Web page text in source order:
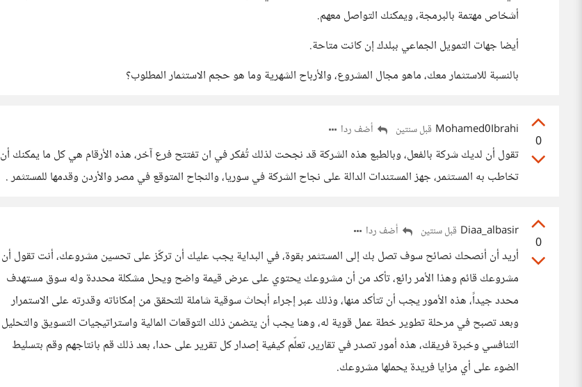
أشخاص مهتمة بالبرمجة، ويمكنك التواصل معهم.
أيضا جهات التمويل الجماعي ببلدك إن كانت متاحة.
بالنسبة للاستثمار معك، ماهو مجال المشروع، والأرباح الشهرية وما هو حجم الاستثمار المطلوب؟
0
Mohamed0Ibrahi قبل سنتين أضف ردا
تقول أن لديك شركة بالفعل، وبالطبع هذه الشركة قد نجحت لذلك تُفكر في ان تفتتح فرع آخر، هذه الأرقام هي كل ما يمكنك أن
تخاطب به المستثمر، جهز المستندات الدالة على نجاح الشركة في سوريا، والنجاح المتوقع في مصر والأردن وقدمها للمستثمر .
0
Diaa_albasir قبل سنتين أضف ردا
أريد أن أنصحك نصائح سوف تصل بك إلى المستثمر بقوة، في البداية يجب عليك أن تركّز على تحسين مشروعك، أنت تقول أن
مشروعك قائم وهذا الأمر رائع، تأكد من أن مشروعك يحتوي على عرض قيمة واضح ويحل مشكلة محددة وله سوق مستهدف
محدد جيداً، هذه الأمور يجب أن تتأكد منها، وذلك عبر إجراء أبحاث سوقية شاملة للتحقق من إمكاناته وقدرته على الاستمرار
وبعد تصبح في مرحلة تطوير خطة عمل قوية له، وهنا يجب أن يتضمن ذلك التوقعات المالية واستراتيجيات التسويق والتحليل
التنافسي وخبرة فريقك، هذه أمور تصدر في تقارير، تعلّم كيفية إصدار كل تقرير على حدا، بعد ذلك قم بانتاجهم وقم بتسليط
الضوء على أي مزايا فريدة يحملها مشروعك.